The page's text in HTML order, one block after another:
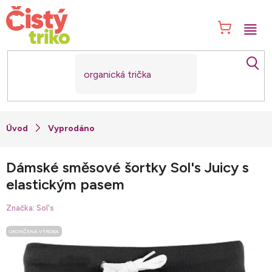
Přejít
na
obsah
Vyprodáno
Dámské směsové šortky Sol's Juicy s
elastickým pasem
Značka: Sol's
UKONČENÁ VÝROBA